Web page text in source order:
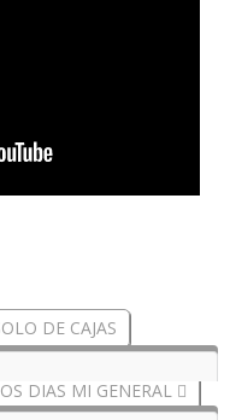
DE CAJAS
DIAS MI GENERAL